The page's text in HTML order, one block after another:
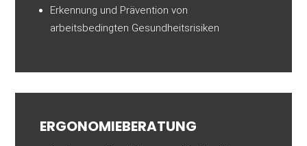
Erkennung und Prävention von
arbeitsbedingten Gesundheitsrisiken
ERGONOMIEBERATUNG